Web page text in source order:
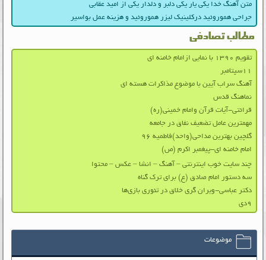
متن آهنگ خدا یکی یار یکی دلبر و دلدار یکی از امید عقابی
جراحی هموروئید درکلینیک لیزر هموروئید و هزینه عمل بواسیر
مطالب تصادفی
تقویم ۱۳۹۰ با نمایی ازامام خامنه ای
۱۱سپتامبر
آهنگ سراب آیین با موضوع مذاکرات هسته ای
نماهنگ قدس
قرائتی-آیات قرآن وامام خمینی(ره)
مهمترین عامل تضعیف نفاق در جامعه
گلچین بهترین مداحی(واحد)فاطمیه ۹۶
امام خامنه ای-پیغمبر اکرم (ص)
چند سایت خوب اینترنتی – آهنگ – انشا – عکس – محتوا
سه دستور امام صادق (ع) برای ترک گناه
دکتر عباسی-ویران گری خلاق در تئوری بازی‌ها
۹دی
موضوعات